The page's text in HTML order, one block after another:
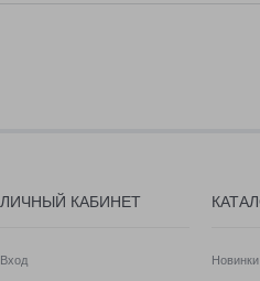
ЛИЧНЫЙ КАБИНЕТ
Вход Новинки